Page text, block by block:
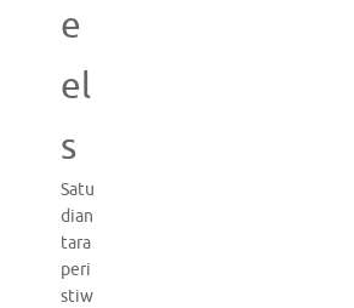
e
el
s
Satu
dian
tara
peri
stiw